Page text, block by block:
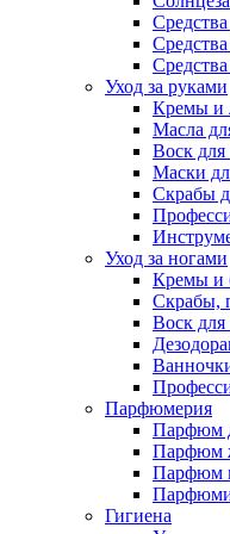
Уход за руками
Кремы и
Масла
Воск для
Маски
Скрабы
Уход за ногами
Кремы и
Скрабы,
Воск для
Парфюмерия
Парфюм
Парфюм
Парфюм
Гигиена